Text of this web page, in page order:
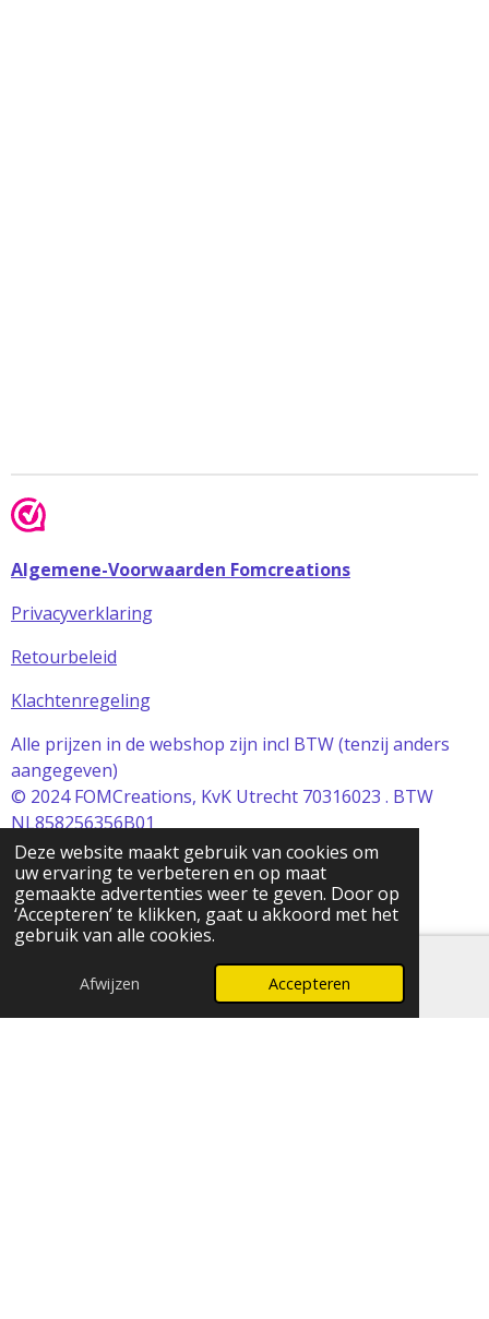
Deze website maakt gebruik van cookies om
uw ervaring te verbeteren en op maat
gemaakte advertenties weer te geven. Door op
‘Accepteren’ te klikken, gaat u akkoord met het
gebruik van alle cookies.
Afwijzen Accepteren
Algemene-Voorwaarden Fomcreations
Privacyverklaring
Retourbeleid
Klachtenregeling
Alle prijzen in de webshop zijn incl BTW (tenzij anders
aangegeven)
© 2024 FOMCreations, KvK Utrecht 70316023 . BTW
NL858256356B01
Powered byJouwWeb
E-mailadres